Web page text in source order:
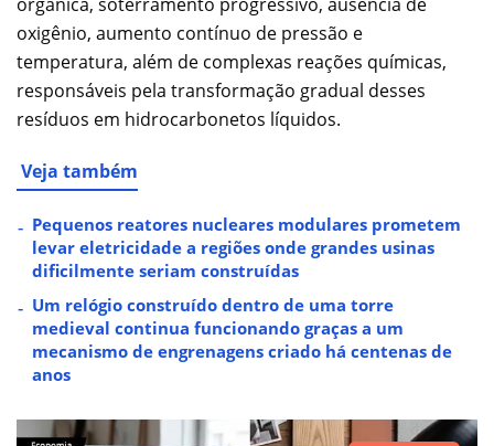
oxigênio, aumento contínuo de pressão e
temperatura, além de complexas reações químicas,
responsáveis pela transformação gradual desses
resíduos em hidrocarbonetos líquidos.
Veja também
Pequenos reatores nucleares modulares prometem
levar eletricidade a regiões onde grandes usinas
dificilmente seriam construídas
Um relógio construído dentro de uma torre
medieval continua funcionando graças a um
mecanismo de engrenagens criado há centenas de
anos